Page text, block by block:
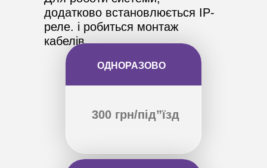
додатково встановлюється IP-
реле. і робиться монтаж
кабелів
ОДНОРАЗОВО
300 грн/під”їзд